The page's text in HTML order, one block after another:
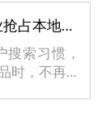
南昌 AI 小程序开发｜助力南昌企业抢占本地流量
搜索习惯，
时，不再局